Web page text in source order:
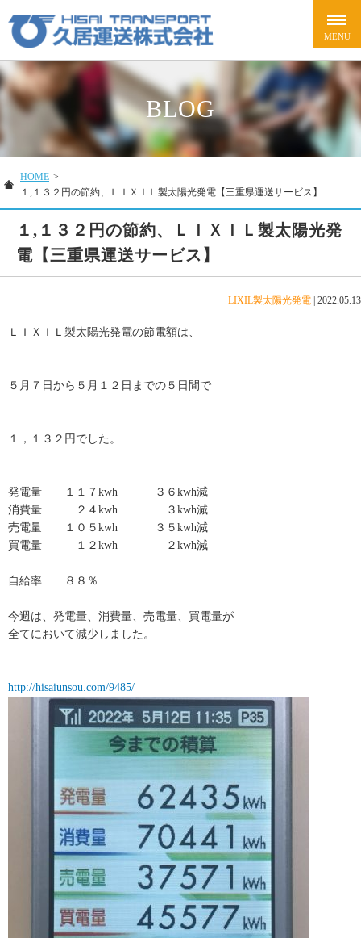
BLOG
HOME >
１,１３２円の節約、ＬＩＸＩＬ製太陽光発電【三重県運送サービス】
１,１３２円の節約、ＬＩＸＩＬ製太陽光発
電【三重県運送サービス】
LIXIL製太陽光発電 2022.05.13
ＬＩＸＩＬ製太陽光発電の節電額は、
５月７日から５月１２日までの５日間で
１，１３２円でした。
発電量 １１７kwh ３６kwh減
消費量 ２４kwh ３kwh減
売電量 １０５kwh ３５kwh減
買電量 １２kwh ２kwh減
自給率 ８８％
今週は、発電量、消費量、売電量、買電量が
全てにおいて減少しました。
http://hisaiunsou.com/9485/